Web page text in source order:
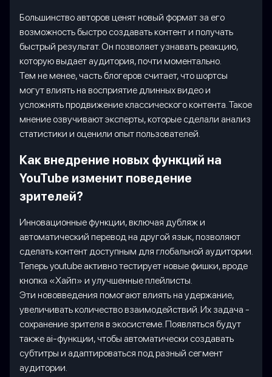
Большинство авторов ценят новый формат за его
возможность быстро создавать контент и получать
быстрый результат. Он позволяет узнавать реакцию,
которую выдает аудитория, почти моментально.
Тем не менее, часть блогеров считает, что шортсы
могут влиять на восприятие длинных видео и
усложнять продвижение классического контента. Такое
мнение озвучивают эксперты, которые сделали анализ
статистики и оценили опыт пользователей.
Как внедрение новых функций на
YouTube изменит поведение
зрителей?
Инновационные функции, включая дубляж и
автоматический перевод на другой язык, позволяют
сделать контент доступным для глобальной аудитории.
Теперь youtube активно тестирует новые фишки, вроде
кнопка «Хайп» и улучшенные плейлисты.
Эти нововведения помогают влиять на удержание,
увеличивать количество взаимодействий. Их задача -
сохранение зрителя в экосистеме. Появляться будут
также ai-функции, чтобы автоматически создавать
субтитры и адаптироваться под разный сегмент
аудитории.